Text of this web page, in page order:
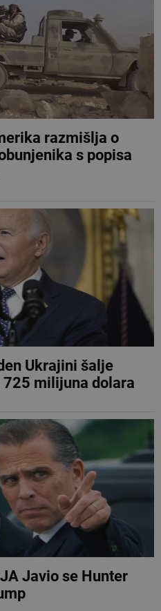
razmišlja o
s popisa
Ukrajini šalje
milijuna dolara
Javio se Hunter